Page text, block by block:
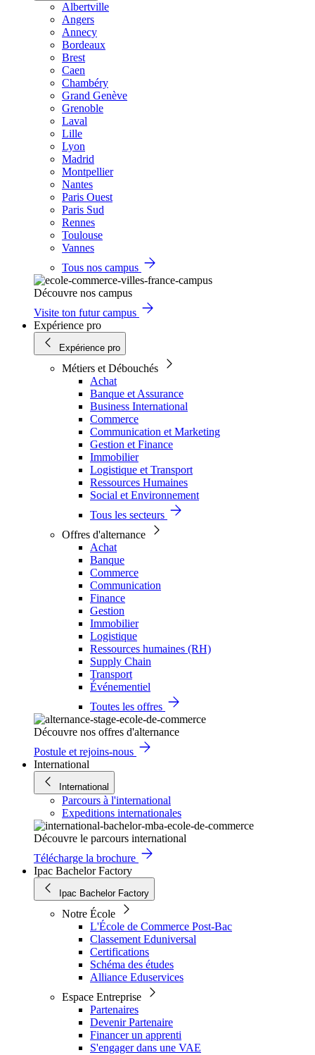
Albertville
Angers
Annecy
Bordeaux
Brest
Caen
Chambéry
Grand Genève
Grenoble
Laval
Lille
Lyon
Madrid
Montpellier
Nantes
Paris Ouest
Paris Sud
Rennes
Toulouse
Vannes
Tous nos campus
Découvre nos campus
Visite ton futur campus
Expérience pro
Expérience pro
Métiers et Débouchés
Achat
Banque et Assurance
Business International
Commerce
Communication et Marketing
Gestion et Finance
Immobilier
Logistique et Transport
Ressources Humaines
Social et Environnement
Tous les secteurs
Offres d'alternance
Achat
Banque
Commerce
Communication
Finance
Gestion
Immobilier
Logistique
Ressources humaines (RH)
Supply Chain
Transport
Événementiel
Toutes les offres
Découvre nos offres d'alternance
Postule et rejoins-nous
International
International
Parcours à l'international
Expeditions internationales
Découvre le parcours international
Télécharge la brochure
Ipac Bachelor Factory
Ipac Bachelor Factory
Notre École
L'École de Commerce Post-Bac
Classement Eduniversal
Certifications
Schéma des études
Alliance Eduservices
Espace Entreprise
Partenaires
Devenir Partenaire
Financer un apprenti
S'engager dans une VAE